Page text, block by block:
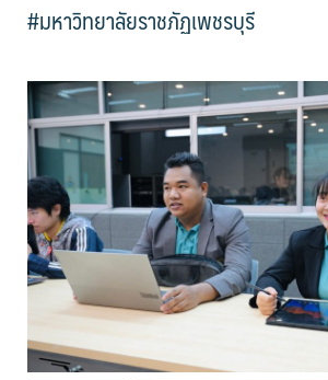
#มหาวิทยาลัยราชภัฏเพชรบุรี